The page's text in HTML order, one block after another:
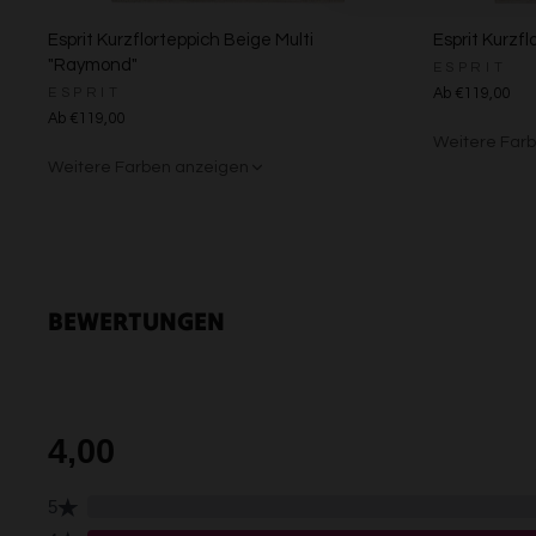
Esprit Kurzflorteppich Beige Multi
"Raymond"
Ab €119,00
Esprit
Ab €119,00
BEWERTUNGEN